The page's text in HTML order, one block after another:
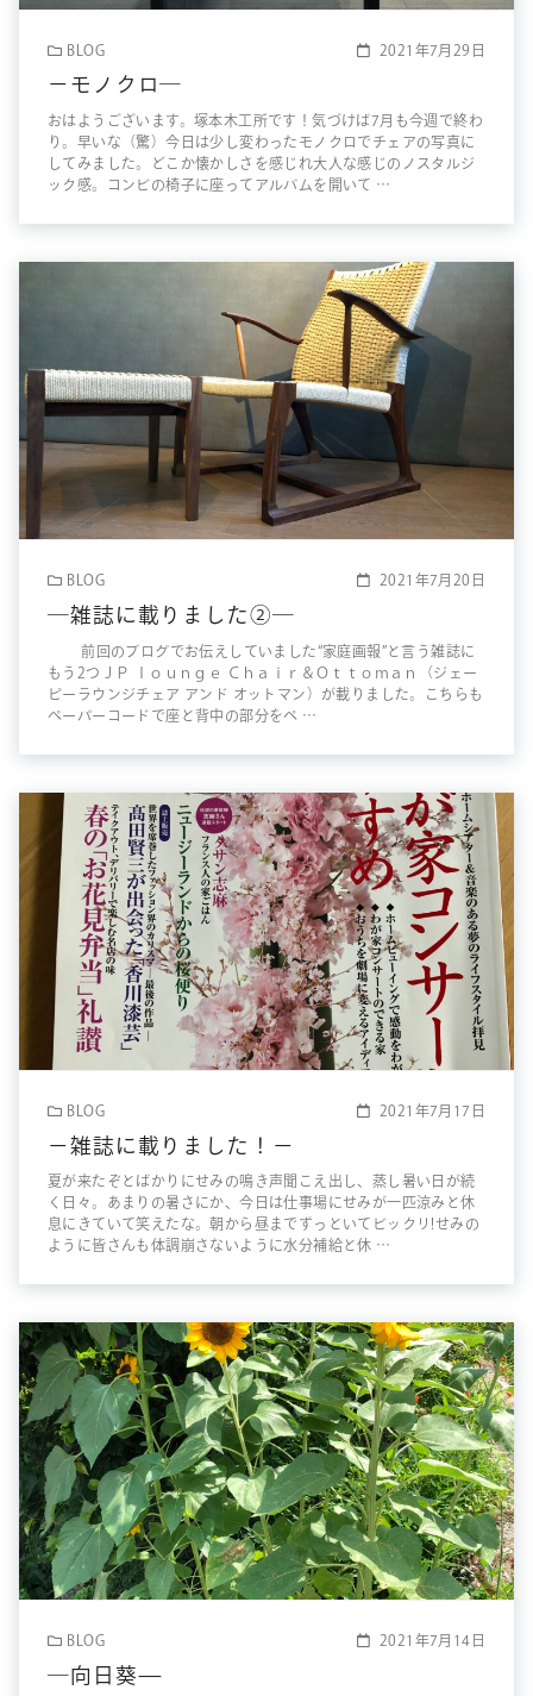
BLOG 2021年7月29日
－モノクロ―
おはようございます。塚本木工所です！気づけば7月も今週で終わ
り。早いな（驚）今日は少し変わったモノクロでチェアの写真に
してみました。どこか懐かしさを感じれ大人な感じのノスタルジ
ック感。コンビの椅子に座ってアルバムを開いて …
BLOG 2021年7月20日
―雑誌に載りました②―
前回のブログでお伝えしていました“家庭画報”と言う雑誌に
もう2つＪＰ ｌｏｕｎｇｅ Ｃｈａｉｒ＆Ｏｔｔｏｍａｎ（ジェー
ピーラウンジチェア アンド オットマン）が載りました。こちらも
ペーパーコードで座と背中の部分をペ …
BLOG 2021年7月17日
－雑誌に載りました！－
夏が来たぞとばかりにせみの鳴き声聞こえ出し、蒸し暑い日が続
く日々。あまりの暑さにか、今日は仕事場にせみが一匹涼みと休
息にきていて笑えたな。朝から昼までずっといてビックリ!せみの
ように皆さんも体調崩さないように水分補給と休 …
BLOG 2021年7月14日
―向日葵—